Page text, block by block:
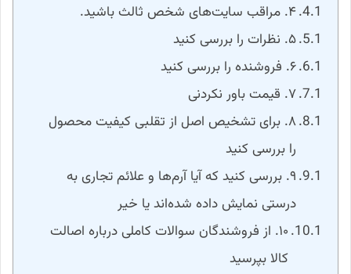
۴. مراقب سایت‌های شخص ثالث باشید.
۵. نظرات را بررسی کنید
۶. فروشنده را بررسی کنید
۷. قیمت باور نکردنی
۸. برای تشخیص اصل از تقلبی کیفیت محصول
را بررسی کنید
۹. بررسی کنید که آیا آرم‌ها و علائم تجاری به
درستی نمایش داده شده‌اند یا خیر
۱۰. از فروشندگان سوالات کاملی درباره اصالت
کالا بپرسید